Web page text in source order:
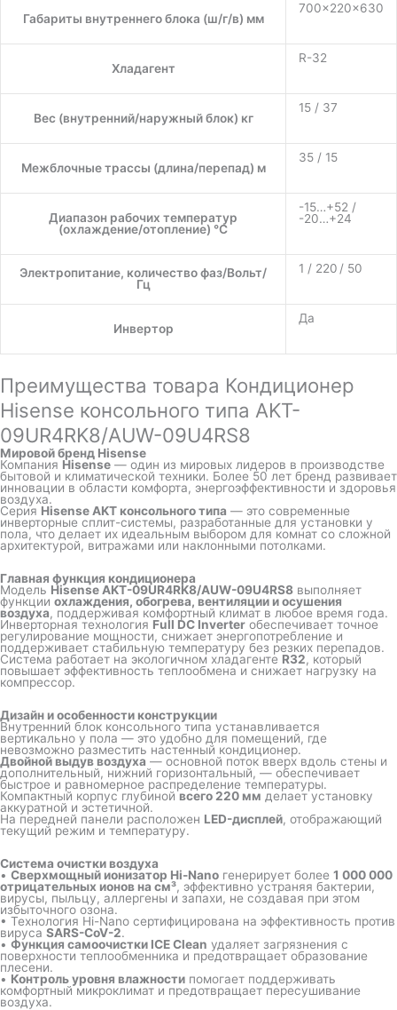
Габариты внутреннего блока (ш/г/в) мм
700×220×630
Хладагент
R-32
Вес (внутренний/наружный блок) кг
15 / 37
Межблочные трассы (длина/перепад) м
35 / 15
Диапазон рабочих температур
(охлаждение/отопление) °C
-15…+52 /
-20…+24
Электропитание, количество фаз/Вольт/
Гц
1 / 220 / 50
Инвертор
Да
Преимущества товара Кондиционер
Hisense консольного типа AKT-
09UR4RK8/AUW-09U4RS8
Мировой бренд Hisense
Компания Hisense — один из мировых лидеров в производстве
бытовой и климатической техники. Более 50 лет бренд развивает
инновации в области комфорта, энергоэффективности и здоровья
воздуха.
Серия Hisense AKT консольного типа — это современные
инверторные сплит-системы, разработанные для установки у
пола, что делает их идеальным выбором для комнат со сложной
архитектурой, витражами или наклонными потолками.
Главная функция кондиционера
Модель Hisense AKT-09UR4RK8/AUW-09U4RS8 выполняет
функции охлаждения, обогрева, вентиляции и осушения
воздуха, поддерживая комфортный климат в любое время года.
Инверторная технология Full DC Inverter обеспечивает точное
регулирование мощности, снижает энергопотребление и
поддерживает стабильную температуру без резких перепадов.
Система работает на экологичном хладагенте R32, который
повышает эффективность теплообмена и снижает нагрузку на
компрессор.
Дизайн и особенности конструкции
Внутренний блок консольного типа устанавливается
вертикально у пола — это удобно для помещений, где
невозможно разместить настенный кондиционер.
Двойной выдув воздуха — основной поток вверх вдоль стены и
дополнительный, нижний горизонтальный, — обеспечивает
быстрое и равномерное распределение температуры.
Компактный корпус глубинойвсего 220 мм делает установку
аккуратной и эстетичной.
На передней панели расположен LED-дисплей, отображающий
текущий режим и температуру.
Система очистки воздуха
• Сверхмощный ионизатор Hi-Nano генерирует более 1 000 000
отрицательных ионов на см³, эффективно устраняя бактерии,
вирусы, пыльцу, аллергены и запахи, не создавая при этом
избыточного озона.
• Технология Hi-Nano сертифицирована на эффективность против
вируса SARS-CoV-2.
• Функция самоочистки ICE Clean удаляет загрязнения с
поверхности теплообменника и предотвращает образование
плесени.
• Контроль уровня влажности помогает поддерживать
комфортный микроклимат и предотвращает пересушивание
воздуха.